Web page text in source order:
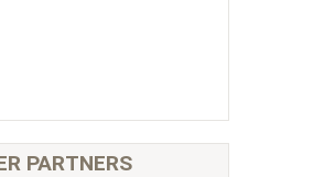
PARTNERS